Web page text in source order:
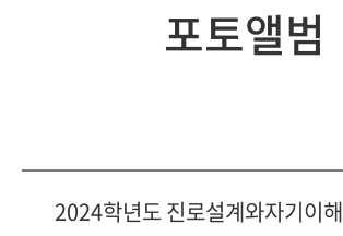
포토앨범
2024학년도 진로설계와자기이해